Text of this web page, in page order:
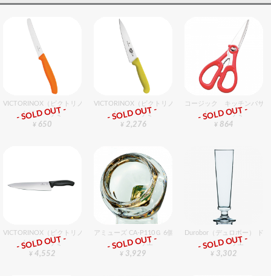
VICTORINOX（ビクトリノックス） トマト・ベジタブルナイフ OR 11cm
包丁・ハサミ
¥ 650
- SOLD OUT -
VICTORINOX（ビクトリノックス） ペティナイフ YL
包丁・ハサミ
¥ 2,276
- SOLD OUT -
コージック キッチンバサ
包丁・ハサミ
¥ 864
- SOLD OUT -
VICTORINOX（ビクトリノックス） ラージシェフナイフ 25cm
包丁・ハサミ
¥ 4,552
- SOLD OUT -
アミューズ CA-P110Ｇ 6個入りセット
グラスバリエ
¥ 3,929
- SOLD OUT -
Durobor（デュロボー） ド
グラスバリエ
¥ 3,302
- SOLD OUT -